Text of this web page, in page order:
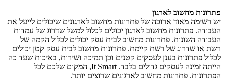
פתרונות מחשוב לארגון
יש רשימה מאוד ארוכה של פתרונות מחשוב לארגונים שיכולים לייעל את
העבודה. פתרונות מחשוב לארגון יכולים לכלול למשל שדרוג של עמדות
העבודה השונות. פתרונות מחשוב לבית עסק יכולים לכלול הקמה של
רשת או שדרוג של רשת קיימת. פתרונות מחשוב לבית עסק קטן יכולים
לכלול פתרונות בענן לעסקים קטנים וכן תמיכה ושירות, באיכות שעד כה
הייתה זמינה לעסקים גדולים בלבד. It Smart, המקום שלכם לכל
הפתרונות. פתרונות מחשוב לארגונים שרוצים יותר.